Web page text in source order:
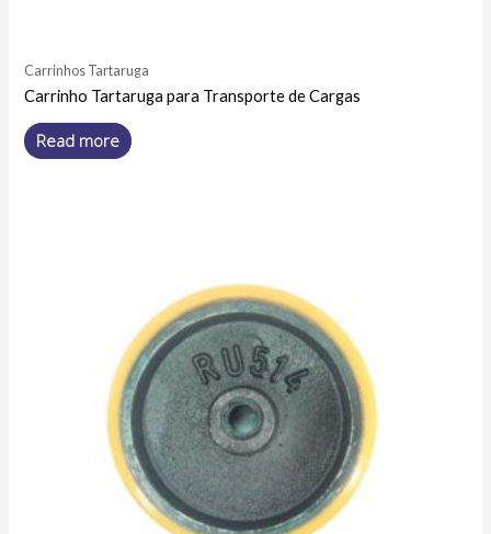
Carrinhos Tartaruga
Carrinho Tartaruga para Transporte de Cargas
Read more